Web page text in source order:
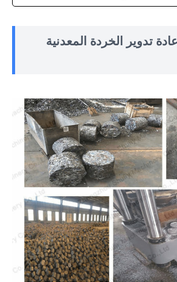
تدوير الخردة المعدنية